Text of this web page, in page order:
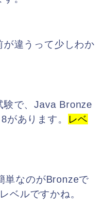
違うって少しわか
験で、Java Bronze
あります。
レベ
単なのがBronzeで
ベルですかね。